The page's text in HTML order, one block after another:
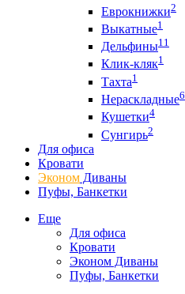
Еврокнижки2
Выкатные1
Дельфины11
Клик-кляк1
Тахта1
Нераскладные6
Кушетки4
Сунгирь2
Для офиса
Кровати
Эконом Диваны
Пуфы, Банкетки
Еще
Для офиса
Кровати
Эконом Диваны
Пуфы, Банкетки